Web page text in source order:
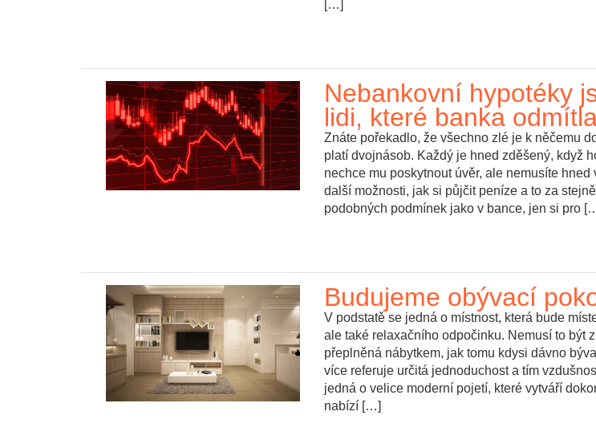
[…]
Nebankovní hypotéky
lidi, které banka
Znáte pořekadlo, že všechno zlé je k něčemu
platí dvojnásob. Každý je hned zděšený, když
nechce mu poskytnout úvěr, ale nemusíte
další možnosti, jak si půjčit peníze a to za
podobných podmínek jako v bance, jen si pro
Budujeme obývací
V podstatě se jedná o místnost, která bude
ale také relaxačního odpočinku. Nemusí to být
přeplněná nábytkem, jak tomu kdysi dávno
více referuje určitá jednoduchost a tím
jedná o velice moderní pojetí, které vytváří
nabízí […]